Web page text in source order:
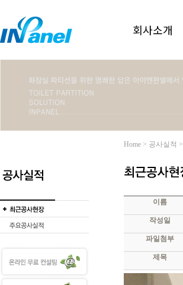
회사소개
Home > 공사실적 >
이름
작성일
파일첨부
제목